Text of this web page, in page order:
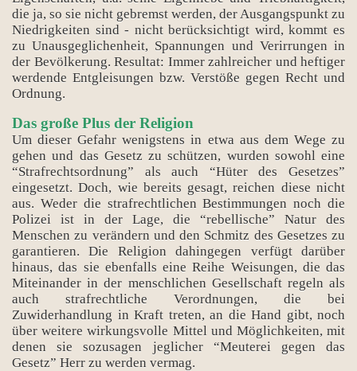
die ja, so sie nicht gebremst werden, der Ausgangspunkt zu
Niedrigkeiten sind - nicht berücksichtigt wird, kommt es
zu Unausgeglichenheit, Spannungen und Verirrungen in
der Bevölkerung. Resultat: Immer zahlreicher und heftiger
werdende Entgleisungen bzw. Verstöße gegen Recht und
Ordnung.
Das große Plus der Religion
Um dieser Gefahr wenigstens in etwa aus dem Wege zu
gehen und das Gesetz zu schützen, wurden sowohl eine
“Strafrechtsordnung” als auch “Hüter des Gesetzes”
eingesetzt. Doch, wie bereits gesagt, reichen diese nicht
aus. Weder die strafrechtlichen Bestimmungen noch die
Polizei ist in der Lage, die “rebellische” Natur des
Menschen zu verändern und den Schmitz des Gesetzes zu
garantieren. Die Religion dahingegen verfügt darüber
hinaus, das sie ebenfalls eine Reihe Weisungen, die das
Miteinander in der menschlichen Gesellschaft regeln als
auch strafrechtliche Verordnungen, die bei
Zuwiderhandlung in Kraft treten, an die Hand gibt, noch
über weitere wirkungsvolle Mittel und Möglichkeiten, mit
denen sie sozusagen jeglicher “Meuterei gegen das
Gesetz” Herr zu werden vermag.